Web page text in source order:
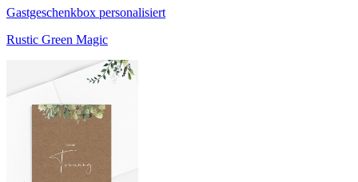
Gastgeschenkbox personalisiert
Rustic Green Magic